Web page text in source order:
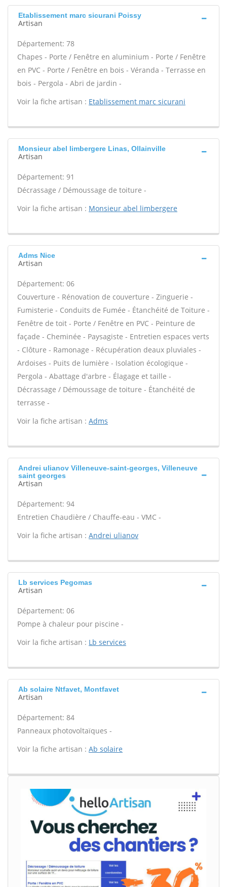
Etablissement marc sicurani Poissy
Artisan
Département: 78
Chapes - Porte / Fenêtre en aluminium - Porte / Fenêtre
en PVC - Porte / Fenêtre en bois - Véranda - Terrasse en
bois - Pergola - Abri de jardin -
Voir la fiche artisan : Etablissement marc sicurani
Monsieur abel limbergere Linas, Ollainville
Artisan
Département: 91
Décrassage / Démoussage de toiture -
Voir la fiche artisan : Monsieur abel limbergere
Adms Nice
Artisan
Département: 06
Couverture - Rénovation de couverture - Zinguerie -
Fumisterie - Conduits de Fumée - Étanchéité de Toiture -
Fenêtre de toit - Porte / Fenêtre en PVC - Peinture de
façade - Cheminée - Paysagiste - Entretien espaces verts
- Clôture - Ramonage - Récupération deaux pluviales -
Ardoises - Puits de lumière - Isolation écologique -
Pergola - Abattage d'arbre - Élagage et taille -
Décrassage / Démoussage de toiture - Étanchéité de
terrasse -
Voir la fiche artisan : Adms
Andrei ulianov Villeneuve-saint-georges, Villeneuve
saint georges
Artisan
Département: 94
Entretien Chaudière / Chauffe-eau - VMC -
Voir la fiche artisan : Andrei ulianov
Lb services Pegomas
Artisan
Département: 06
Pompe à chaleur pour piscine -
Voir la fiche artisan : Lb services
Ab solaire Ntfavet, Montfavet
Artisan
Département: 84
Panneaux photovoltaïques -
Voir la fiche artisan : Ab solaire